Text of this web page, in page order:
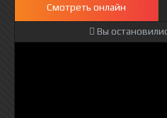
Смотреть онлайн
Вы